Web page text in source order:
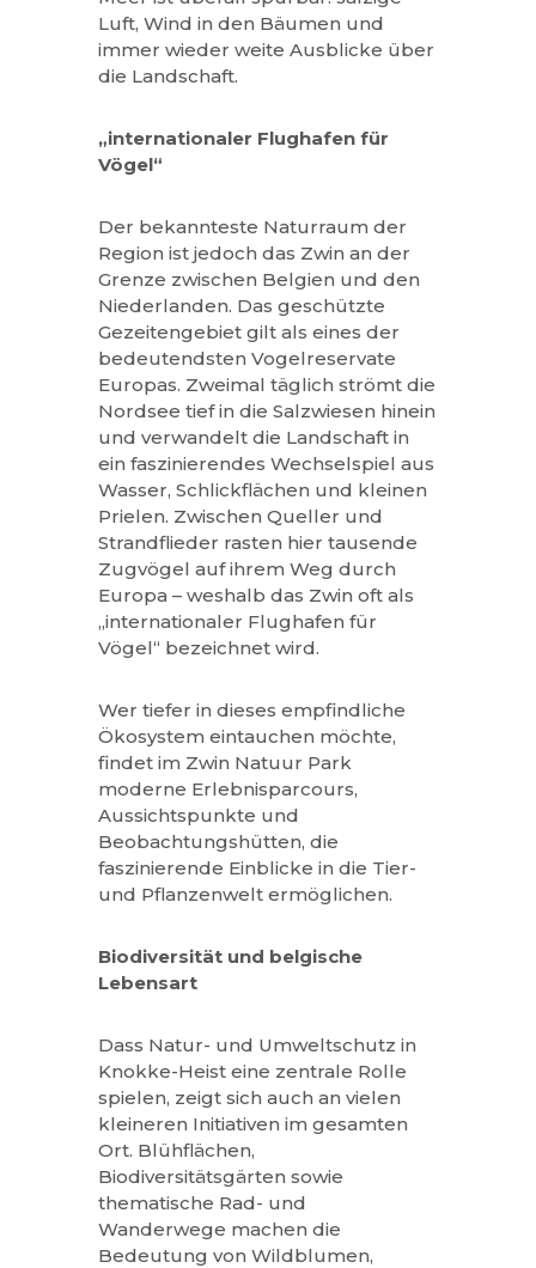
Luft, Wind in den Bäumen und
immer wieder weite Ausblicke über
die Landschaft.
„internationaler Flughafen für
Vögel“
Der bekannteste Naturraum der
Region ist jedoch das Zwin an der
Grenze zwischen Belgien und den
Niederlanden. Das geschützte
Gezeitengebiet gilt als eines der
bedeutendsten Vogelreservate
Europas. Zweimal täglich strömt die
Nordsee tief in die Salzwiesen hinein
und verwandelt die Landschaft in
ein faszinierendes Wechselspiel aus
Wasser, Schlickflächen und kleinen
Prielen. Zwischen Queller und
Strandflieder rasten hier tausende
Zugvögel auf ihrem Weg durch
Europa – weshalb das Zwin oft als
„internationaler Flughafen für
Vögel“ bezeichnet wird.
Wer tiefer in dieses empfindliche
Ökosystem eintauchen möchte,
findet im Zwin Natuur Park
moderne Erlebnisparcours,
Aussichtspunkte und
Beobachtungshütten, die
faszinierende Einblicke in die Tier-
und Pflanzenwelt ermöglichen.
Biodiversität und belgische
Lebensart
Dass Natur- und Umweltschutz in
Knokke-Heist eine zentrale Rolle
spielen, zeigt sich auch an vielen
kleineren Initiativen im gesamten
Ort. Blühflächen,
Biodiversitätsgärten sowie
thematische Rad- und
Wanderwege machen die
Bedeutung von Wildblumen,